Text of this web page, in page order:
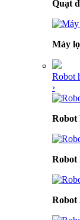
Quạt
Máy
Robot
›
Robot
Robot
Robot